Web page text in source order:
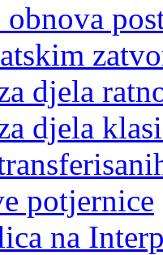
obnova
djela
djela
potjernice
na